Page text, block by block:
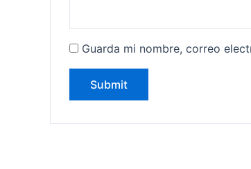
Guarda mi nombre, correo